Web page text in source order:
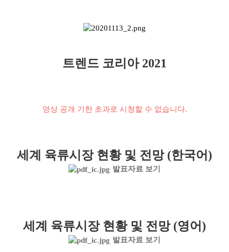
트렌드 코리아 2021
영상 공개 기한 초과로 시청할 수 없습니다.
세계 육류시장 현황 및 전망 (한국어)
발표자료 보기
세계 육류시장 현황 및 전망 (영어)
발표자료 보기